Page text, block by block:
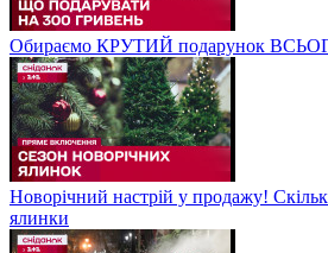
Обираємо КРУТИЙ подарунок
Новорічний настрій у продажу!
ялинки